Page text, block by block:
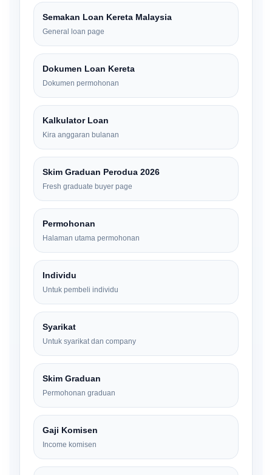
Semakan Loan Kereta Malaysia
General loan page
Dokumen Loan Kereta
Dokumen permohonan
Kalkulator Loan
Kira anggaran bulanan
Skim Graduan Perodua 2026
Fresh graduate buyer page
Permohonan
Halaman utama permohonan
Individu
Untuk pembeli individu
Syarikat
Untuk syarikat dan company
Skim Graduan
Permohonan graduan
Gaji Komisen
Income komisen